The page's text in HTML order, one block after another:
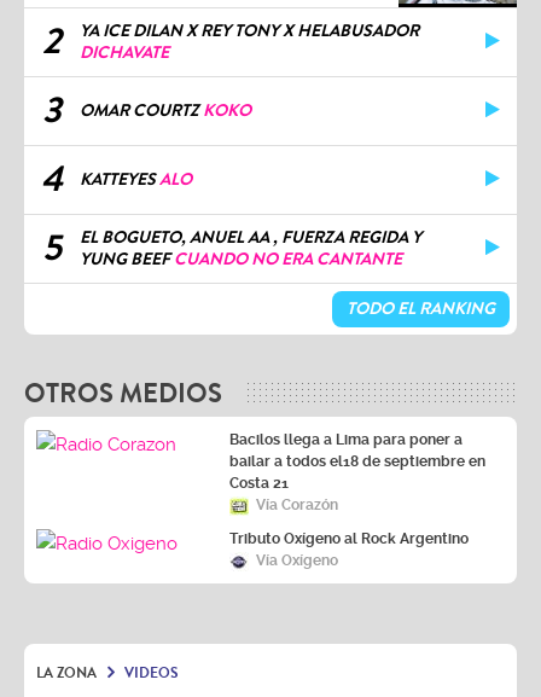
2
YA ICE DILAN X REY TONY X HELABUSADOR
DICHAVATE
3 OMAR COURTZKOKO
4 KATTEYESALO
5
EL BOGUETO, ANUEL AA , FUERZA REGIDA Y
YUNG BEEFCUANDO NO ERA CANTANTE
TODO EL RANKING
OTROS MEDIOS
Bacilos llega a Lima para poner a
bailar a todos el18 de septiembre en
Costa 21
Vía Corazón
Tributo Oxígeno al Rock Argentino
Vía Oxígeno
LA ZONA VIDEOS